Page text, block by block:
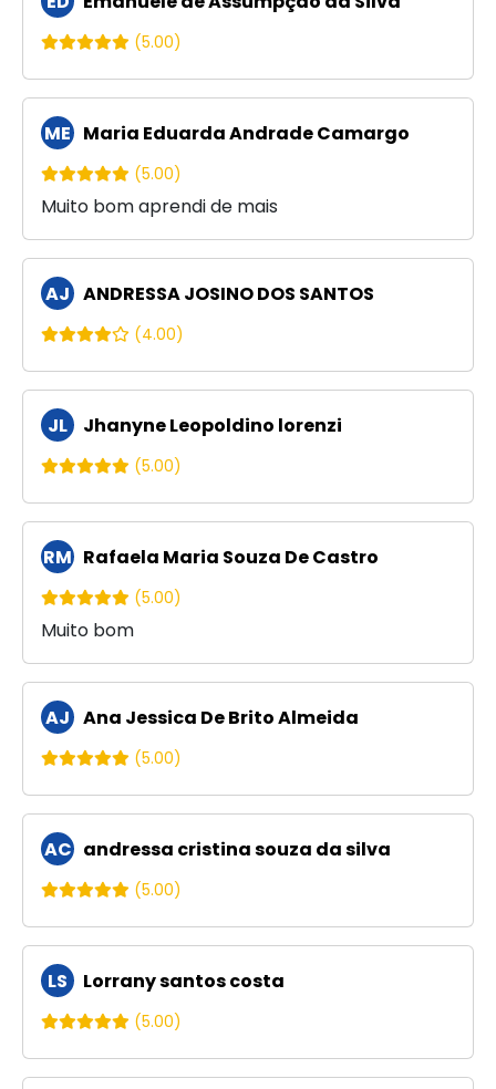
(5.00)
ME Maria Eduarda Andrade Camargo
(5.00)
Muito bom aprendi de mais
AJ ANDRESSA JOSINO DOS SANTOS
(4.00)
JL Jhanyne Leopoldino lorenzi
(5.00)
RM Rafaela Maria Souza De Castro
(5.00)
Muito bom
AJ Ana Jessica De Brito Almeida
(5.00)
AC andressa cristina souza da silva
(5.00)
LS Lorrany santos costa
(5.00)